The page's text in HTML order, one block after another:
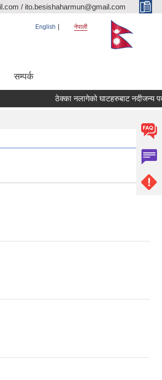
/ ito.besishaharmun@gmail.com
English नेपाली
सम्पर्क
ठेक्का नलागेको घाटहरुबाट नदीजन्य पदार्थ